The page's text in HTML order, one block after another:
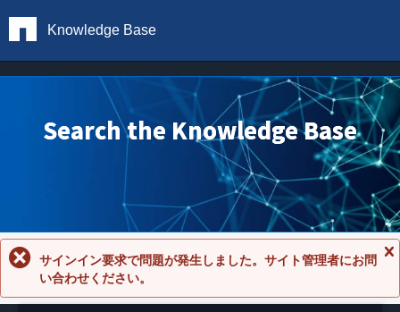
Knowledge Base
Search the Knowledge Base
セ
サインイン要求で問題が発生しました。サイト管理者にお問
い合わせください。